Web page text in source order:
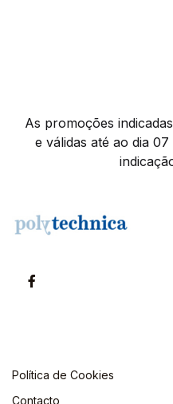
As promoções
e válidas até ao dia
Política de Cookies
Contacto